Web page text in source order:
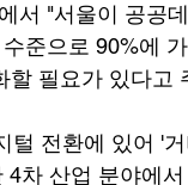
서 "서울이 공공
준으로 90%에
할 필요가 있다고
털 전환에 있어 '
차 산업 분야에